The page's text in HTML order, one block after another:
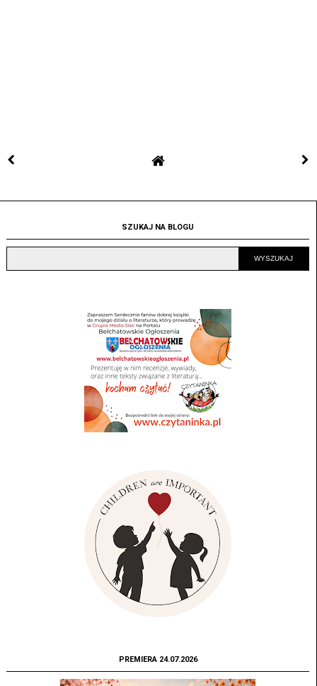
SZUKAJ NA BLOGU
PREMIERA 24.07.2026